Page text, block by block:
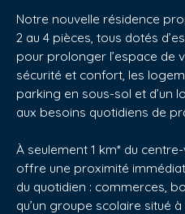
Notre nouvelle résidence
2 au 4 pièces, tous dotés
pour prolonger l’espace de
sécurité et confort, les
parking en sous-sol et d’un
aux besoins quotidiens de
À seulement 1 km* du
offre une proximité
du quotidien : commerces,
qu’un groupe scolaire situé